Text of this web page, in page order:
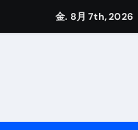
説
金. 8月 7th, 2026